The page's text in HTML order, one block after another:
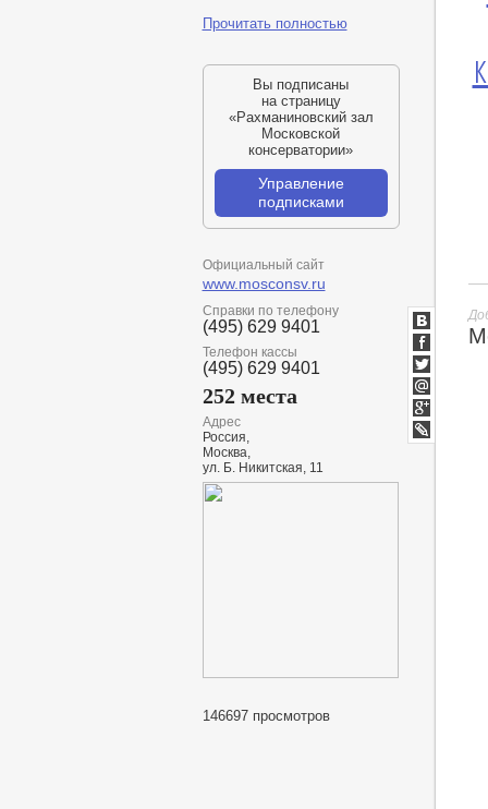
Прочитать полностью
Вы подписаны
на страницу
«Рахманиновский зал
Московской
консерватории»
Управление
подписками
Официальный сайт
www.mosconsv.ru
Справки по телефону
(495) 629 9401
Телефон кассы
(495) 629 9401
252 места
Адрес
Россия,
Москва,
ул. Б. Никитская, 11
146697 просмотров
Facebook
Twitter
Мой
Мир
Google+
lj